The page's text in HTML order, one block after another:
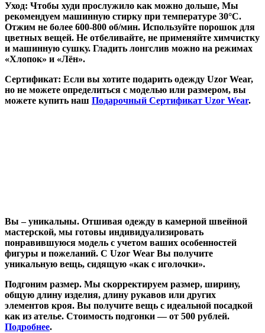
Уход: Чтобы худи прослужило как можно дольше, Мы
рекомендуем машинную стирку при температуре 30°C.
Отжим не более 600-800 об/мин. Используйте порошок для
цветных вещей. Не отбеливайте, не применяйте химчистку
и машинную сушку. Гладить лонгслив можно на режимах
«Хлопок» и «Лён».
Сертификат: Если вы хотите подарить одежду Uzor Wear,
но не можете определиться с моделью или размером, вы
можете купить наш Подарочный Сертификат Uzor Wear.
Вы – уникальны. Отшивая одежду в камерной швейной
мастерской, мы готовы индивидуализировать
понравившуюся модель с учетом ваших особенностей
фигуры и пожеланий. С Uzor Wear Вы получите
уникальную вещь, сидящую «как с иголочки».
Подгоним размер. Мы скорректируем размер, ширину,
общую длину изделия, длину рукавов или других
элементов кроя. Вы получите вещь с идеальной посадкой
как из ателье. Стоимость подгонки — от 500 рублей.
Подробнее.